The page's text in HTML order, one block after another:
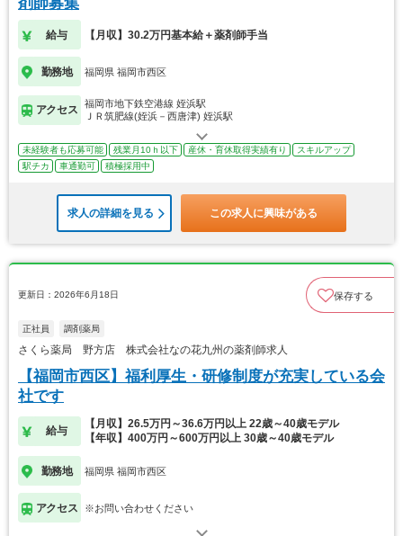
給与 【月収】30.2万円基本給＋薬剤師手当
勤務地 福岡県 福岡市西区
アクセス
福岡市地下鉄空港線 姪浜駅
ＪＲ筑肥線(姪浜－西唐津) 姪浜駅
未経験者も応募可能 残業月10ｈ以下 産休・育休取得実績有り
スキルアップ
駅チカ
車通勤可 積極採用中
求人の詳細を見る この求人に興味がある
更新日：2026年6月18日 保存する
正社員 調剤薬局
さくら薬局 野方店 株式会社なの花九州の薬剤師求人
【福岡市西区】福利厚生・研修制度が充実している会
社です
給与
【月収】26.5万円～36.6万円以上 22歳～40歳モデル
【年収】400万円～600万円以上 30歳～40歳モデル
勤務地 福岡県 福岡市西区
アクセス ※お問い合わせください